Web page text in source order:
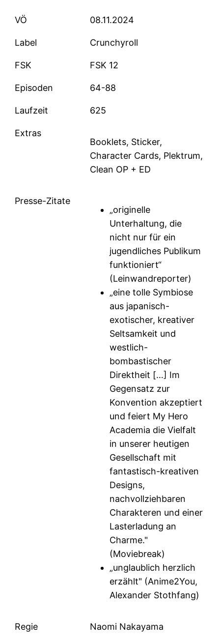
VÖ 08.11.2024
Label Crunchyroll
FSK FSK 12
Episoden 64-88
Laufzeit 625
Extras
Booklets, Sticker,
Character Cards, Plektrum,
Clean OP + ED
Presse-Zitate
„originelle
Unterhaltung, die
nicht nur für ein
jugendliches Publikum
funktioniert“
(Leinwandreporter)
„eine tolle Symbiose
aus japanisch-
exotischer, kreativer
Seltsamkeit und
westlich-
bombastischer
Direktheit […] Im
Gegensatz zur
Konvention akzeptiert
und feiert My Hero
Academia die Vielfalt
in unserer heutigen
Gesellschaft mit
fantastisch-kreativen
Designs,
nachvollziehbaren
Charakteren und einer
Lasterladung an
Charme."
(Moviebreak)
„unglaublich herzlich
erzählt" (Anime2You,
Alexander Stothfang)
Regie Naomi Nakayama